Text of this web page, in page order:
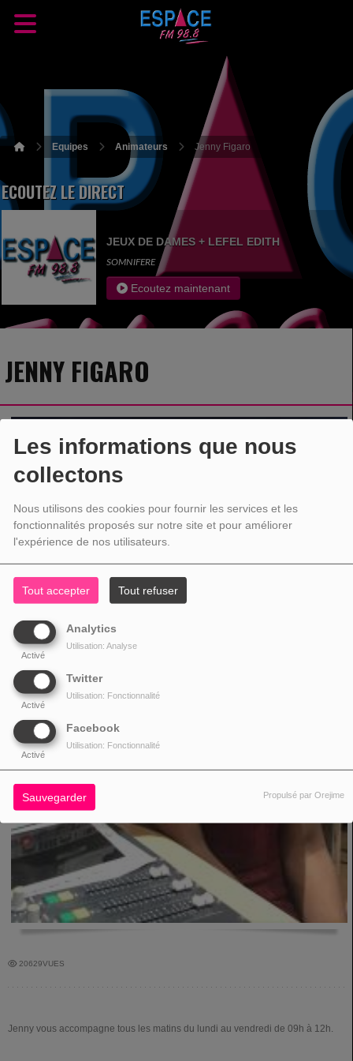
Les informations que nous
collectons
Nous utilisons des cookies pour fournir les services et les
fonctionnalités proposés sur notre site et pour améliorer
l'expérience de nos utilisateurs.
Tout accepter Tout refuser
Analytics
Activé
Utilisation: Analyse
Twitter
Activé
Utilisation: Fonctionnalité
Facebook
Activé
Utilisation: Fonctionnalité
Sauvegarder Propulsé par Orejime
Equipes Animateurs Jenny Figaro
ECOUTEZ LE DIRECT
JEUX DE DAMES + LEFEL EDITH
SOMNIFERE
Ecoutez maintenant
JENNY FIGARO
20629VUES
Jenny vous accompagne tous les matins du lundi au vendredi de 09h à 12h.